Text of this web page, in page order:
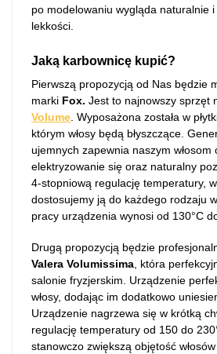
po modelowaniu wygląda naturalnie i
lekkości.
Jaką karbownicę kupić?
Pierwszą propozycją od Nas będzie
marki Fox. Jest to najnowszy sprzęt
Volume . Wyposażona została w
którym włosy będą błyszczące.
ujemnych zapewnia naszym włosom
elektryzowanie się oraz naturalny
4-stopniową regulację temperatury,
dostosujemy ją do każdego rodzaju
pracy urządzenia wynosi od 130°C
Drugą propozycją będzie
Valera Volumissima, która
salonie fryzjerskim. Urządzenie
włosy, dodając im dodatkowo
Urządzenie nagrzewa się w krótką
regulację temperatury od 150 do
stanowczo zwiększą objętość